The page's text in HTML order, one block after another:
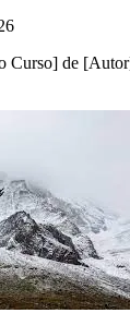
Curso] de